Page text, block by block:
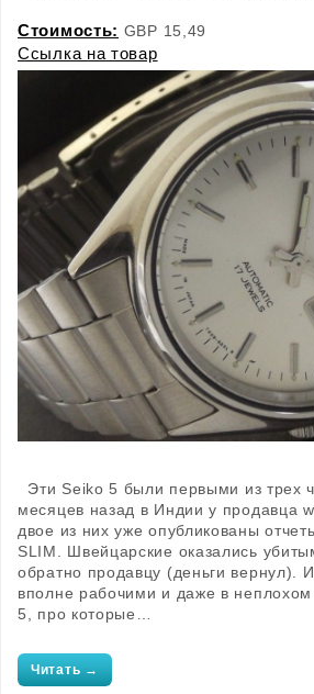
Стоимость: GBP 15,49
Ссылка на товар
Эти Seiko 5 были первыми из трех
месяцев назад в Индии у продавца
двое из них уже опубликованы
SLIM. Швейцарские оказались
обратно продавцу (деньги вернул).
вполне рабочими и даже в
5, про которые…
Читать →